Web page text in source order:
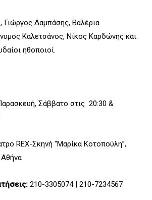
Γιώργος Δαμπάσης, Βαλέρια
Καλετσάνος, Νίκος Καρδώνης και
ηθοποιοί.
Σάββατο στις 20:30 &
REX-Σκηνή “Μαρίκα Κοτοπούλη”,
Αθήνα
210-3305074 | 210-7234567